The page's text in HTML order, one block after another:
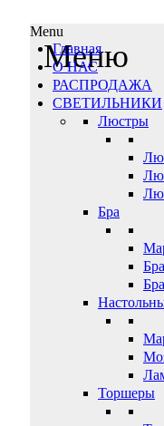
Меню
Menu
Главная
О НАС
РАСПРОДАЖА
СВЕТИЛЬНИКИ
Люстры
Бра
Торшеры